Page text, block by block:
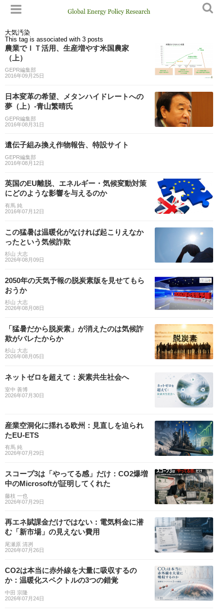
大気汚染
This tag is associated with 3 posts
農業でＩＴ活用、生産増やす米国農家
（上）
GEPR編集部
2016年09月25日
日本変革の希望、メタンハイドレートへの
夢（上）-青山繁晴氏
GEPR編集部
2016年08月31日
遺伝子組み換え作物報告、特設サイト
GEPR編集部
2016年08月12日
英国のEU離脱、エネルギー・気候変動対策
にどのような影響を与えるのか
有馬 純
2016年07月12日
この猛暑は温暖化がなければ起こりえなか
ったという気候詐欺
杉山 大志
2026年08月09日
2050年の天気予報の脱炭素版を見せてもら
おうか
杉山 大志
2026年08月08日
「猛暑だから脱炭素」が消えたのは気候詐
欺がバレたからか
杉山 大志
2026年08月05日
ネットゼロを超えて：炭素共生社会へ
室中 善博
2026年07月30日
産業空洞化に揺れる欧州：見直しを迫られ
たEU-ETS
有馬 純
2026年07月29日
スコープ3は「やってる感」だけ：CO2爆増
中のMicrosoftが証明してくれた
藤枝 一也
2026年07月29日
再エネ賦課金だけではない：電気料金に潜
む「新市場」の見えない費用
尾瀬原 清冽
2026年07月26日
CO2は本当に赤外線を大量に吸収するの
か：温暖化スペクトルの3つの錯覚
中田 宗隆
2026年07月24日